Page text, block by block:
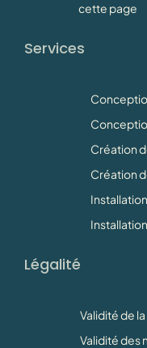
cette page
Services
Création
Création
Légalité
Validité de
Validité des